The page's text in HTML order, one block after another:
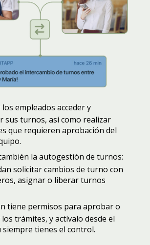
empleados acceder y
sus turnos, así como realizar
que requieren aprobación del
la autogestión de turnos:
solicitar cambios de turno con
asignar o liberar turnos
tiene permisos para aprobar o
trámites, y actívalo desde el
siempre tienes el control.